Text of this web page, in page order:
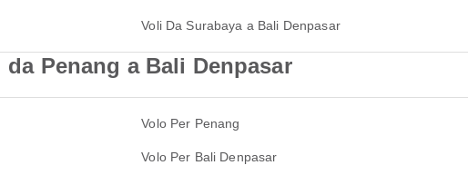
Voli Da Surabaya a Bali Denpasar
Penang a Bali Denpasar
Volo Per Penang
Volo Per Bali Denpasar